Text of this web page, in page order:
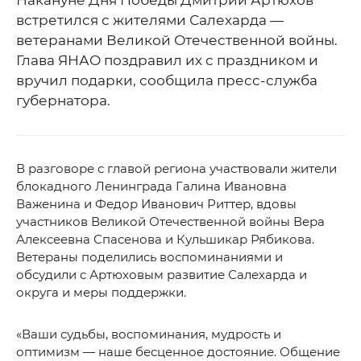
встретился с жителями Салехарда —
ветеранами Великой Отечественной войны.
Глава ЯНАО поздравил их с праздником и
вручил подарки, сообщила пресс-служба
губернатора.
В разговоре с главой региона участвовали жители
блокадного Ленинграда Галина Ивановна
Важенина и Федор Иванович Риттер, вдовы
участников Великой Отечественной войны Вера
Алексеевна Спасенова и Кульшикар Рябикова.
Ветераны поделились воспоминаниями и
обсудили с Артюховым развитие Салехарда и
округа и меры поддержки.
«Ваши судьбы, воспоминания, мудрость и
оптимизм — наше бесценное достояние. Общение